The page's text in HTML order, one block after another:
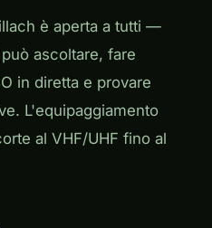
è aperta a tutti —
ascoltare, fare
in diretta e provare
L'equipaggiamento
al VHF/UHF fino al